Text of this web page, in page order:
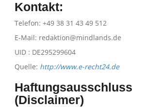
Kontakt:
Telefon: +49 38 31 43 49 512
E-Mail: redaktion@mindlands.de
UID : DE295299604
Quelle: http://www.e-recht24.de
Haftungsausschluss
(Disclaimer)